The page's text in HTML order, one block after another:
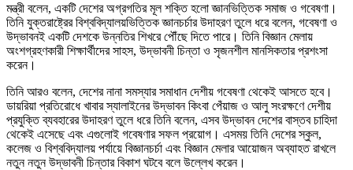
মন্ত্রী বলেন, একটি দেশের অগ্রগতির মূল শক্তি হলো জ্ঞানভিত্তিক সমাজ ও গবেষণা।
তিনি যুক্তরাষ্ট্রের বিশ্ববিদ্যালয়ভিত্তিক জ্ঞানচর্চার উদাহরণ তুলে ধরে বলেন, গবেষণা ও
উদ্ভাবনই একটি দেশকে উন্নতির শিখরে পৌঁছে দিতে পারে। তিনি বিজ্ঞান মেলায়
অংশগ্রহণকারী শিক্ষার্থীদের সাহস, উদ্ভাবনী চিন্তা ও সৃজনশীল মানসিকতার প্রশংসা
করেন।
তিনি আরও বলেন, দেশের নানা সমস্যার সমাধান দেশীয় গবেষণা থেকেই আসতে হবে।
ডায়রিয়া প্রতিরোধে খাবার স্যালাইনের উদ্ভাবন কিংবা পেঁয়াজ ও আলু সংরক্ষণে দেশীয়
প্রযুক্তি ব্যবহারের উদাহরণ তুলে ধরে তিনি বলেন, এসব উদ্ভাবন দেশের বাস্তব চাহিদা
থেকেই এসেছে এবং এগুলোই গবেষণার সফল প্রয়োগ। এসময় তিনি দেশের স্কুল,
কলেজ ও বিশ্ববিদ্যালয় পর্যায়ে বিজ্ঞানচর্চা এবং বিজ্ঞান মেলার আয়োজন অব্যাহত রাখলে
নতুন নতুন উদ্ভাবনী চিন্তার বিকাশ ঘটবে বলে উল্লেখ করেন।